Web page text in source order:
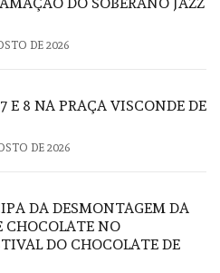
DO SOBERANO JAZZ
DE 2026
E 8 NA PRAÇA VISCONDE DE
DE 2026
DA DESMONTAGEM DA
CHOCOLATE NO
DO CHOCOLATE DE